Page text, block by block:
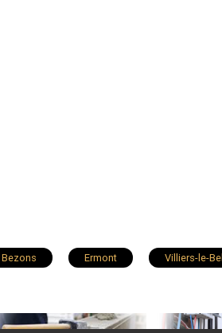
Bezons Ermont Villiers-le-Bel
Vauréal Saint-Leu-la-Forêt